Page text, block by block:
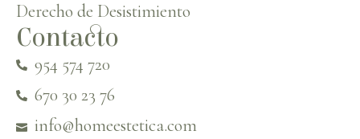
Derecho de Desistimiento
Contacto
954 574 720
670 30 23 76
info@homeestetica.com